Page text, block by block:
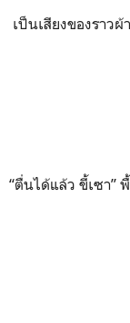
เป็นเสียงของราว
“ตื่นได้แล้ว ขี้เซา”